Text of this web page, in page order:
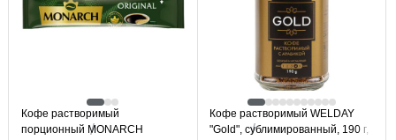
Кофе растворимый
порционный MONARCH
Кофе растворимый WELDAY
"Gold", сублимированный, 190 г,